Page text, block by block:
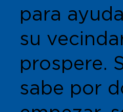
para
su
prospere.
sabe por